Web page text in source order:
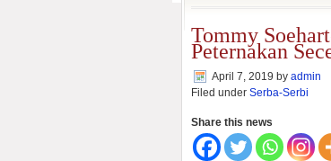
Tommy
Peternakan
April 7, 2019 by admin
Filed under Serba-Serbi
Share this news